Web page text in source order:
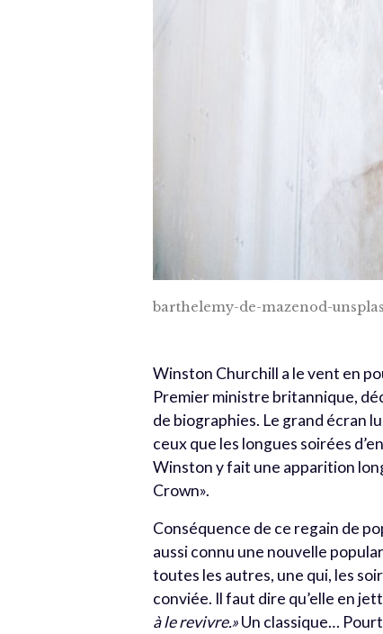
barthelemy-de-mazenod-
Winston Churchill a le vent en
Premier ministre britannique,
de biographies. Le grand écran
ceux que les longues soirées
Winston y fait une apparition
Crown».
Conséquence de ce regain de
aussi connu une nouvelle
toutes les autres, une qui, les
conviée. Il faut dire qu’elle en
à le revivre.»Un classique…